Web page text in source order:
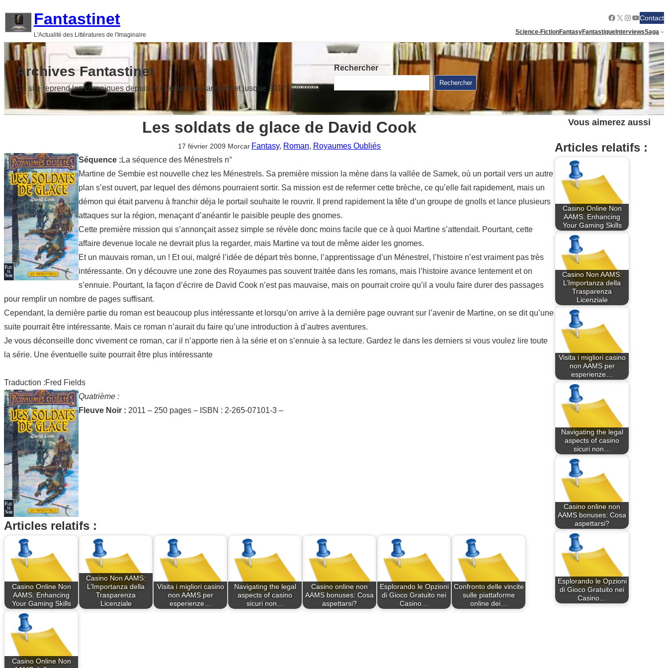
Fantastinet
L'Actualité des Littératures de l'Imaginaire
Facebook
X Instagram
YouTube
Contact
Science-FictionFantasyFantastiqueInterviewsSaga
Archives Fantastinet
Ce site reprend les chroniques depuis la création de Fantastinet jusque 2017 (environ)
Rechercher
Rechercher
Les soldats de glace de David Cook
17 février 2009 Morcar Fantasy, Roman, Royaumes Oubliés
Séquence : La séquence des Ménestrels n°
Martine de Sembie est nouvelle chez les Ménestrels. Sa première mission la mène dans la vallée de Samek, où un portail vers un autre
plan s’est ouvert, par lequel des démons pourraient sortir. Sa mission est de refermer cette brèche, ce qu’elle fait rapidement, mais un
démon qui était parvenu à franchir déja le portail souhaite le rouvrir. Il prend rapidement la tête d’un groupe de gnolls et lance plusieurs
attaques sur la région, menaçant d’anéantir le paisible peuple des gnomes.
Cette première mission qui s’annonçait assez simple se révèle donc moins facile que ce à quoi Martine s’attendait. Pourtant, cette
affaire devenue locale ne devrait plus la regarder, mais Martine va tout de même aider les gnomes.
Et un mauvais roman, un ! Et oui, malgré l’idée de départ très bonne, l’apprentissage d’un Ménestrel, l’histoire n’est vraiment pas très
intéressante. On y découvre une zone des Royaumes pas souvent traitée dans les romans, mais l’histoire avance lentement et on
s’ennuie. Pourtant, la façon d’écrire de David Cook n’est pas mauvaise, mais on pourrait croire qu’il a voulu faire durer des passages
pour remplir un nombre de pages suffisant.
Cependant, la dernière partie du roman est beaucoup plus intéressante et lorsqu’on arrive à la dernière page ouvrant sur l’avenir de Martine, on se dit qu’une
suite pourrait être intéressante. Mais ce roman n’aurait du faire qu’une introduction à d’autres aventures.
Je vous déconseille donc vivement ce roman, car il n’apporte rien à la série et on s’ennuie à sa lecture. Gardez le dans les derniers si vous voulez lire toute
la série. Une éventuelle suite pourrait être plus intéressante
Traduction :Fred Fields
Quatrième :
Fleuve Noir : 2011 – 250 pages – ISBN : 2-265-07101-3 –
Articles relatifs :
Casino Online Non
AAMS: Enhancing
Your Gaming Skills
Casino Non AAMS:
L’Importanza della
Trasparenza
Licenziale
Visita i migliori casino
non AAMS per
esperienze…
Navigating the legal
aspects of casino
sicuri non…
Casino online non
AAMS bonuses: Cosa
aspettarsi?
Esplorando le Opzioni
di Gioco Gratuito nei
Casino…
Confronto delle vincite
sulle piattaforme
online dei…
Casino Online Non
Vous aimerez aussi
Articles relatifs :
Casino Online Non
AAMS: Enhancing
Your Gaming Skills
Casino Non AAMS:
L’Importanza della
Trasparenza
Licenziale
Visita i migliori casino
non AAMS per
esperienze…
Navigating the legal
aspects of casino
sicuri non…
Casino online non
AAMS bonuses: Cosa
aspettarsi?
Esplorando le Opzioni
di Gioco Gratuito nei
Casino…